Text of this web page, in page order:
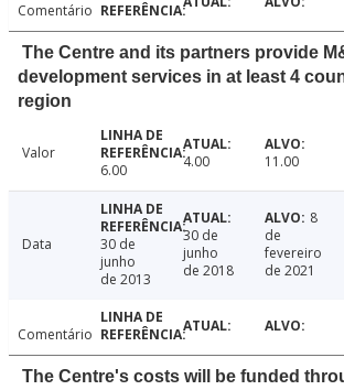
Comentário
The Centre and its partners provide
development services in at least 4
region
Valor
6.00
4.00 11.00
Data
30 de
junho
de 2013
30 de
junho
de 2018
8
de
fevereiro
de 2021
Comentário
The Centre's costs will be funded